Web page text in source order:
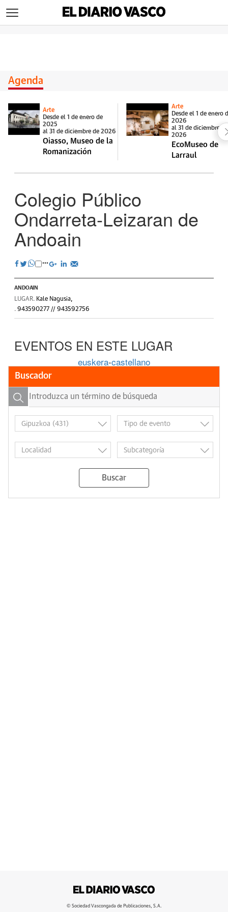
Agenda
Arte
Desde el 1 de enero de
2025
al 31 de diciembre de 2026
Oiasso, Museo de la
Romanización
Arte
Desde el 1 de enero
2026
al 31 de diciembre de
2026
EcoMuseo de
Larraul
Colegio Público
Ondarreta-Leizaran de
Andoain
ANDOAIN
LUGAR. Kale Nagusia,
. 943590277 // 943592756
EVENTOS EN ESTE LUGAR
euskera-castellano
Buscador
Buscar
© Sociedad Vascongada de Publicaciones, S.A.